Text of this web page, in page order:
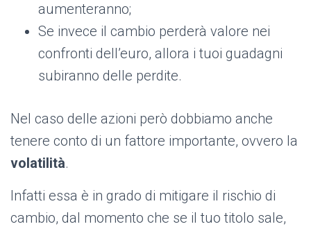
aumenteranno;
Se invece il cambio perderà valore nei
confronti dell’euro, allora i tuoi guadagni
subiranno delle perdite.
Nel caso delle azioni però dobbiamo anche
tenere conto di un fattore importante, ovvero la
volatilità.
Infatti essa è in grado di mitigare il rischio di
cambio, dal momento che se il tuo titolo sale,